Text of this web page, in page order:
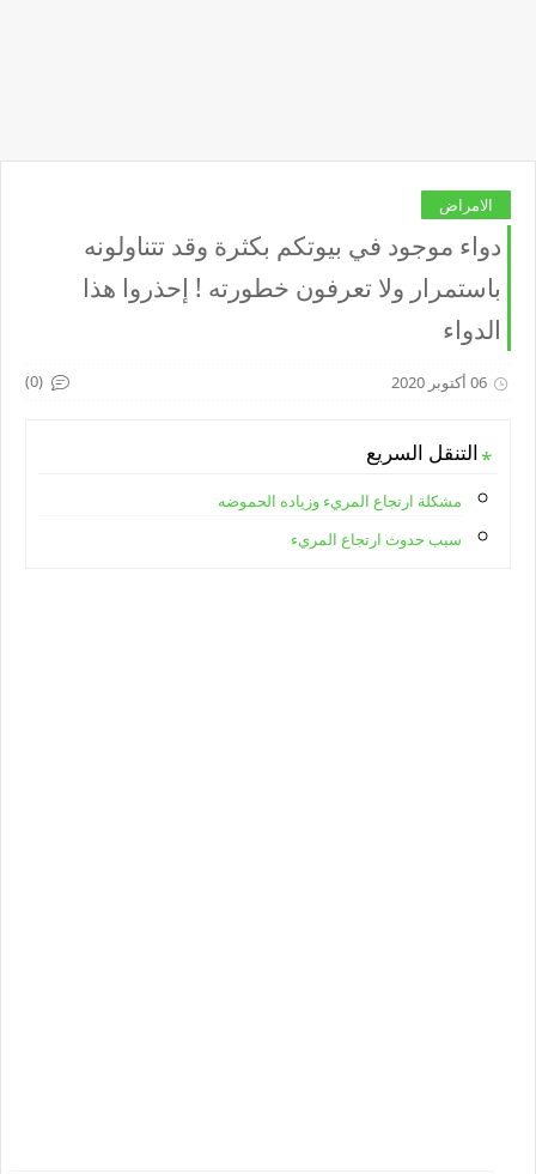
الامراض
دواء موجود في بيوتكم بكثرة وقد تتناولونه
باستمرار ولا تعرفون خطورته ! إحذروا هذا
الدواء
06 أكتوبر 2020 (0)
التنقل السريع
مشكلة ارتجاع المريء وزياده الحموضه
سبب حدوث ارتجاع المريء